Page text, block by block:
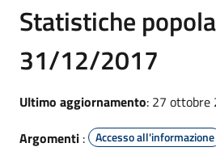
Statistiche
31/12/2017
Ultimo aggiornamento: 27 ottobre
Argomenti : Accesso all'informazione